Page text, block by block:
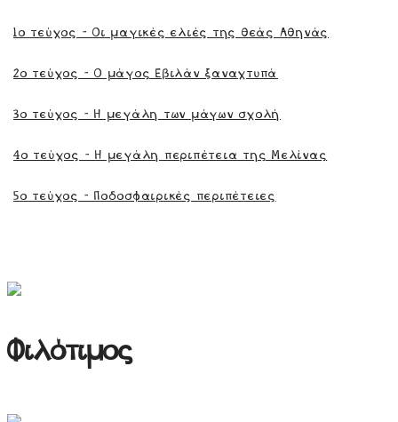
1ο τεύχος - Οι μαγικές ελιές της θεάς Αθηνάς
2ο τεύχος - Ο μάγος Εβιλάν ξαναχτυπά
3ο τεύχος - Η μεγάλη των μάγων σχολή
4ο τεύχος - Η μεγάλη περιπέτεια της Μελίνας
5ο τεύχος - Ποδοσφαιρικές περιπέτειες
Φιλότιμος